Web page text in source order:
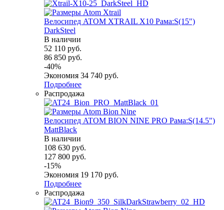
Велосипед ATOM XTRAIL X10 Рама:S(15")
DarkSteel
В наличии
52 110 руб.
86 850 руб.
-40%
Экономия 34 740 руб.
Подробнее
Распродажа
Велосипед ATOM BION NINE PRO Рама:S(14.5")
MattBlack
В наличии
108 630 руб.
127 800 руб.
-15%
Экономия 19 170 руб.
Подробнее
Распродажа